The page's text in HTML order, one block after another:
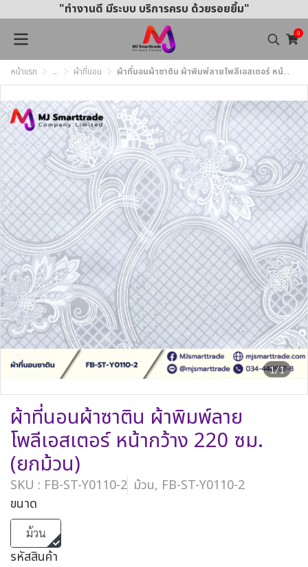
"ทำงานดี มีระบบ บริการครบ ด้วยรอยยิ้ม"
0
หน้าแรก ... ผ้าที่นอน ผ้าที่นอนผ้าซาติน ผ้าพิมพ์ลายโพลีเอสเตอร์ หน้ากว้าง 220 ซม. (ยกม้วน)
1/1
ผ้าที่นอนผ้าซาติน ผ้าพิมพ์ลาย
โพลีเอสเตอร์ หน้ากว้าง 220 ซม.
(ยกม้วน)
SKU : FB-ST-Y0110-2 ม้วน, FB-ST-Y0110-2
ขนาด
ม้วน
รหัสสินค้า